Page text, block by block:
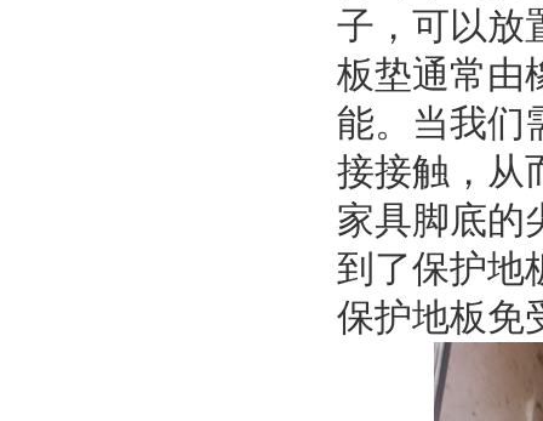
子，可以放
板垫通常由
能。当我们
接接触，从
家具脚底的
到了保护地
保护地板免